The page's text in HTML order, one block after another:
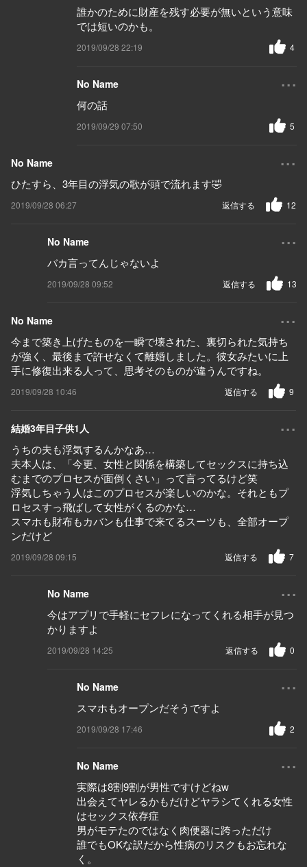
誰かのために財産を残す必要が無いという意味
では短いのかも。
2019/09/28 22:19 4
No Name ...
何の話
2019/09/29 07:50 5
No Name ...
ひたすら、3年目の浮気の歌が頭で流れます🤣
2019/09/28 06:27 12
返信する
No Name ...
バカ言ってんじゃないよ
2019/09/28 09:52 13
返信する
No Name ...
今まで築き上げたものを一瞬で壊された、裏切られた気持ち
が強く、最後まで許せなくて離婚しました。彼女みたいに上
手に修復出来る人って、思考そのものが違うんですね。
2019/09/28 10:46 9
返信する
結婚3年目子供1人 ...
うちの夫も浮気するんかなあ…
夫本人は、「今更、女性と関係を構築してセックスに持ち込
むまでのプロセスが面倒くさい」って言ってるけど笑
浮気しちゃう人はこのプロセスが楽しいのかな。それともプ
ロセスすっ飛ばして女性がくるのかな…
スマホも財布もカバンも仕事で来てるスーツも、全部オープ
ンだけど
2019/09/28 09:15 7
返信する
No Name ...
今はアプリで手軽にセフレになってくれる相手が見つ
かりますよ
2019/09/28 14:25 0
返信する
No Name ...
スマホもオープンだそうですよ
2019/09/28 17:46 2
No Name ...
実際は8割9割が男性ですけどねw
出会えてヤレるかもだけどヤラシてくれる女性
はセックス依存症
男がモテたのではなく肉便器に跨っただけ
誰でもOKな訳だから性病のリスクもお忘れな
く。